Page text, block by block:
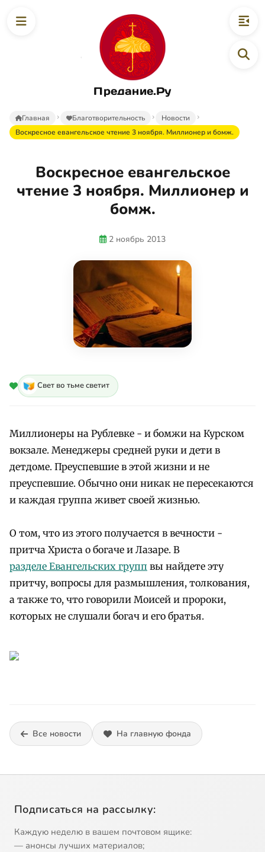
Предание.Ру
Главная Благотворительность
Новости
Воскресное евангельское чтение 3 ноября. Миллионер и бомж.
Воскресное евангельское
чтение 3 ноября. Миллионер и
бомж.
2 ноябрь 2013
Свет во тьме светит
Миллионеры на Рублевке - и бомжи на Курском
вокзале. Менеджеры средней руки и дети в
детдоме. Преуспевшие в этой жизни и не
преуспевшие. Обычно они никак не пересекаются
и каждая группа живет своей жизнью.
О том, что из этого получается в вечности -
притча Христа о богаче и Лазаре. В
разделе Евангельских групп вы найдете эту
притчу, вопросы для размышления, толкования,
а также то, что говорили Моисей и пророки,
которых не слушали богач и его братья.
Все новости На главную фонда
Подписаться на рассылку:
Каждую неделю в вашем почтовом ящике:
— анонсы лучших материалов;